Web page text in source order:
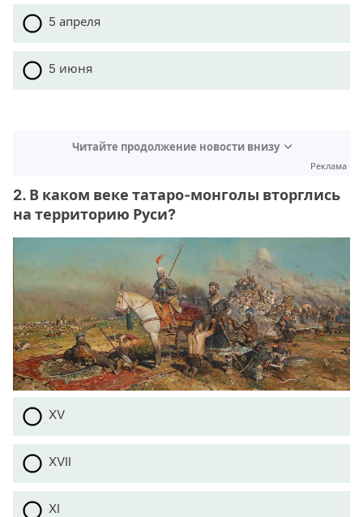
5 апреля
5 июня
Читайте продолжение новости внизу
Реклама
2. В каком веке татаро-монголы вторглись
на территорию Руси?
XV
XVII
XI